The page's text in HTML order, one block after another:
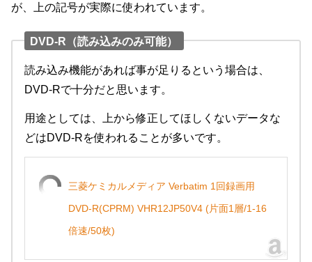
が、上の記号が実際に使われています。
DVD-R（読み込みのみ可能）
読み込み機能があれば事が足りるという場合は、
DVD-Rで十分だと思います。
用途としては、上から修正してほしくないデータな
どはDVD-Rを使われることが多いです。
三菱ケミカルメディア Verbatim 1回録画用
DVD-R(CPRM) VHR12JP50V4 (片面1層/1-16
倍速/50枚)